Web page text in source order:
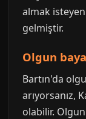
almak
gelmiştir.
Olgun
Bartın'da
arıyorsanız,
olabilir.